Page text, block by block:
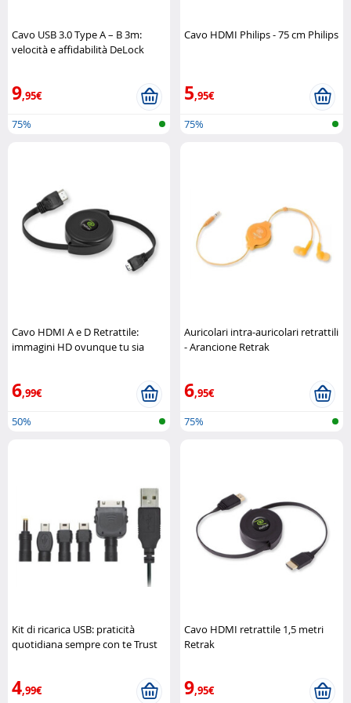
Cavo USB 3.0 Type A – B 3m:
velocità e affidabilità DeLock
9,95€
75%
Cavo HDMI Philips - 75 cm Philips
5,95€
75%
Cavo HDMI A e D Retrattile:
immagini HD ovunque tu sia
6,99€
50%
Auricolari intra-auricolari retrattili
- Arancione Retrak
6,95€
75%
Kit di ricarica USB: praticità
quotidiana sempre con te Trust
4,99€
Cavo HDMI retrattile 1,5 metri
Retrak
9,95€